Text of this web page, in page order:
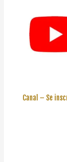
Canal – Se